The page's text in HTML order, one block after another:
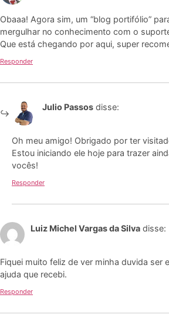
Obaaa! Agora sim, um “blog portifólio”
mergulhar no conhecimento com o
Que está chegando por aqui, super
Responder
Julio Passos disse:
Oh meu amigo! Obrigado por ter
Estou iniciando ele hoje para trazer
vocês!
Responder
Luiz Michel Vargas da Silva disse:
Fiquei muito feliz de ver minha duvida ser
ajuda que recebi.
Responder